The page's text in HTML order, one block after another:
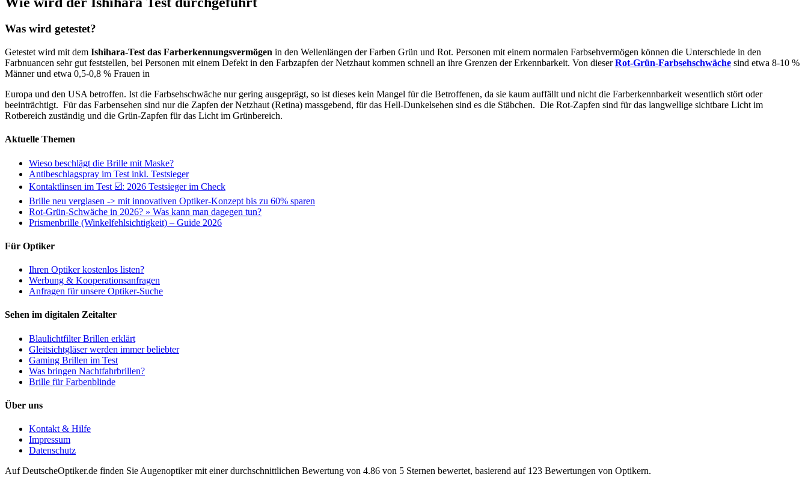
Was wird getestet?
Getestet wird mit dem Ishihara-Test das Farberkennungsvermögen in den Wellenlängen der Farben Grün und Rot. Personen mit einem normalen Farbsehvermögen können die Unterschiede in den
Farbnuancen sehr gut feststellen, bei Personen mit einem Defekt in den Farbzapfen der Netzhaut kommen schnell an ihre Grenzen der Erkennbarkeit. Von dieserRot-Grün-Farbsehschwäche sind etwa 8-10 %
Männer und etwa 0,5-0,8 % Frauen in
Europa und den USA betroffen. Ist die Farbsehschwäche nur gering ausgeprägt, so ist dieses kein Mangel für die Betroffenen, da sie kaum auffällt und nicht die Farberkennbarkeit wesentlich stört oder
beeinträchtigt. Für das Farbensehen sind nur die Zapfen der Netzhaut (Retina) massgebend, für das Hell-Dunkelsehen sind es die Stäbchen. Die Rot-Zapfen sind für das langwellige sichtbare Licht im
Rotbereich zuständig und die Grün-Zapfen für das Licht im Grünbereich.
Aktuelle Themen
Wieso beschlägt die Brille mit Maske?
Antibeschlagspray im Test inkl. Testsieger
Kontaktlinsen im Test ☑️: 2026 Testsieger im Check
Brille neu verglasen -> mit innovativen Optiker-Konzept bis zu 60% sparen
Rot-Grün-Schwäche in 2026? » Was kann man dagegen tun?
Prismenbrille (Winkelfehlsichtigkeit) – Guide 2026
Für Optiker
Ihren Optiker kostenlos listen?
Werbung & Kooperationsanfragen
Anfragen für unsere Optiker-Suche
Sehen im digitalen Zeitalter
Blaulichtfilter Brillen erklärt
Gleitsichtgläser werden immer beliebter
Gaming Brillen im Test
Was bringen Nachtfahrbrillen?
Brille für Farbenblinde
Über uns
Kontakt & Hilfe
Impressum
Datenschutz
AufDeutscheOptiker.de finden Sie Augenoptiker mit einer durchschnittlichen Bewertung von 4.86 von 5 Sternen bewertet, basierend auf 123 Bewertungen von Optikern.